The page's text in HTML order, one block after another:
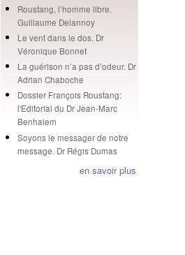
Roustang, l’homme libre.
Guillaume Delannoy
Le vent dans le dos. Dr
Véronique Bonnet
La guérison n’a pas d’odeur. Dr
Adrian Chaboche
Dossier François Roustang:
l'Editorial du Dr Jean-Marc
Benhaiem
Soyons le messager de notre
message. Dr Régis Dumas
en savoir plus